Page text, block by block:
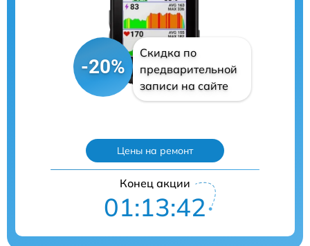
-20%
Скидка по
предварительной
записи на сайте
Цены на ремонт
Конец акции
01:13:41